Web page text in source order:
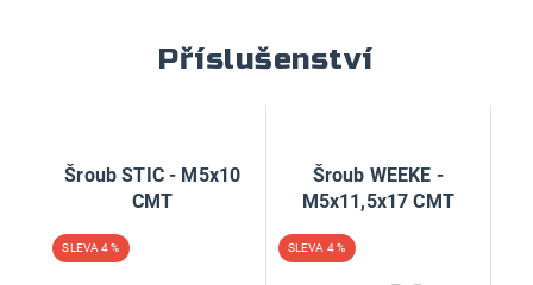
Příslušenství
Šroub STIC - M5x10
CMT
4 %
Šroub WEEKE -
M5x11,5x17 CMT
4 %